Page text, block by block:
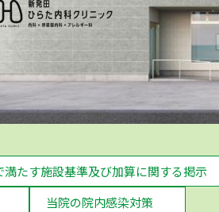
満たす施設基準及び加算に関する掲示
当院の院内感染対策